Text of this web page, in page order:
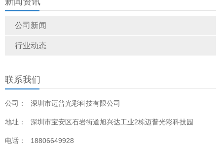
公司新闻
行业动态
联系我们
公司： 深圳市迈普光彩科技有限公司
地址： 深圳市宝安区石岩街道旭兴达工业2栋迈普光彩科技园
电话： 18806649928
屏报价表格